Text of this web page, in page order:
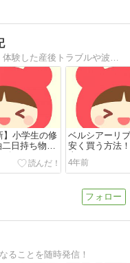
】小学生の修
日持ち物、
は？
ベルシアーリ
安く買う方法
事はできる？
4年前
ることを随時発信！